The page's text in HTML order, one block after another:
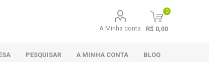
A Minha conta
0
R$ 0,00
PESQUISAR A MINHA CONTA BLOG